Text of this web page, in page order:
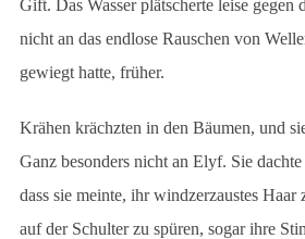
Gift. Das Wasser plätscherte leise gegen
nicht an das endlose Rauschen von
gewiegt hatte, früher.
Krähen krächzten in den Bäumen, und
Ganz besonders nicht an Elyf. Sie
dass sie meinte, ihr windzerzaustes Haar
auf der Schulter zu spüren, sogar ihre